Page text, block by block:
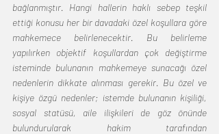
bağlanmıştır. Hangi hallerin haklı sebep teşkil
ettiği konusu her bir davadaki özel koşullara göre
mahkemece belirlenecektir. Bu belirleme
yapılırken objektif koşullardan çok değiştirme
isteminde bulunanın mahkemeye sunacağı özel
nedenlerin dikkate alınması gerekir. Bu özel ve
kişiye özgü nedenler; istemde bulunanın kişiliği,
sosyal statüsü, aile ilişkileri de göz önünde
bulundurularak hakim tarafından